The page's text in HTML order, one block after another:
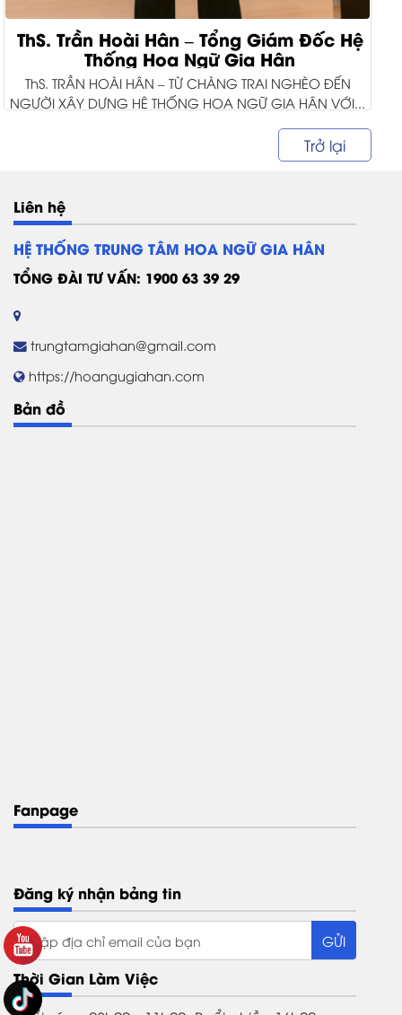
ThS. Trần Hoài Hân – Tổng Giám Đốc Hệ
Thống Hoa Ngữ Gia Hân
ThS. TRẦN HOÀI HÂN – TỪ CHÀNG TRAI NGHÈO ĐẾN
NGƯỜI XÂY DỰNG HỆ THỐNG HOA NGỮ GIA HÂN VỚI...
Trở lại
Liên hệ
HỆ THỐNG TRUNG TÂM HOA NGỮ GIA HÂN
TỔNG ĐÀI TƯ VẤN: 1900 63 39 29
trungtamgiahan@gmail.com
https://hoangugiahan.com
Bản đồ
Fanpage
Đăng ký nhận bảng tin
Thời Gian Làm Việc